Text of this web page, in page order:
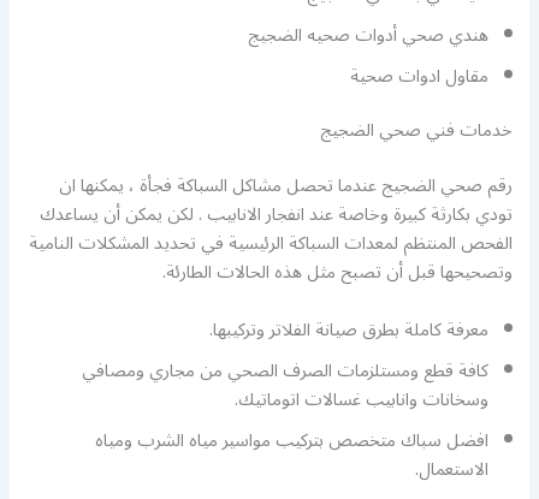
هندي صحي أدوات صحيه الضجيج
مقاول ادوات صحية
خدمات فني صحي الضجيج
رقم صحي الضجيج عندما تحصل مشاكل السباكة فجأة ، يمكنها ان
تودي بكارثة كبيرة وخاصة عند انفجار الانابيب . لكن يمكن أن يساعدك
الفحص المنتظم لمعدات السباكة الرئيسية في تحديد المشكلات النامية
وتصحيحها قبل أن تصبح مثل هذه الحالات الطارئة.
معرفة كاملة بطرق صيانة الفلاتر وتركيبها.
كافة قطع ومستلزمات الصرف الصحي من مجاري ومصافي
وسخانات وانابيب غسالات اتوماتيك.
افضل سباك متخصص بتركيب مواسير مياه الشرب ومياه
الاستعمال.